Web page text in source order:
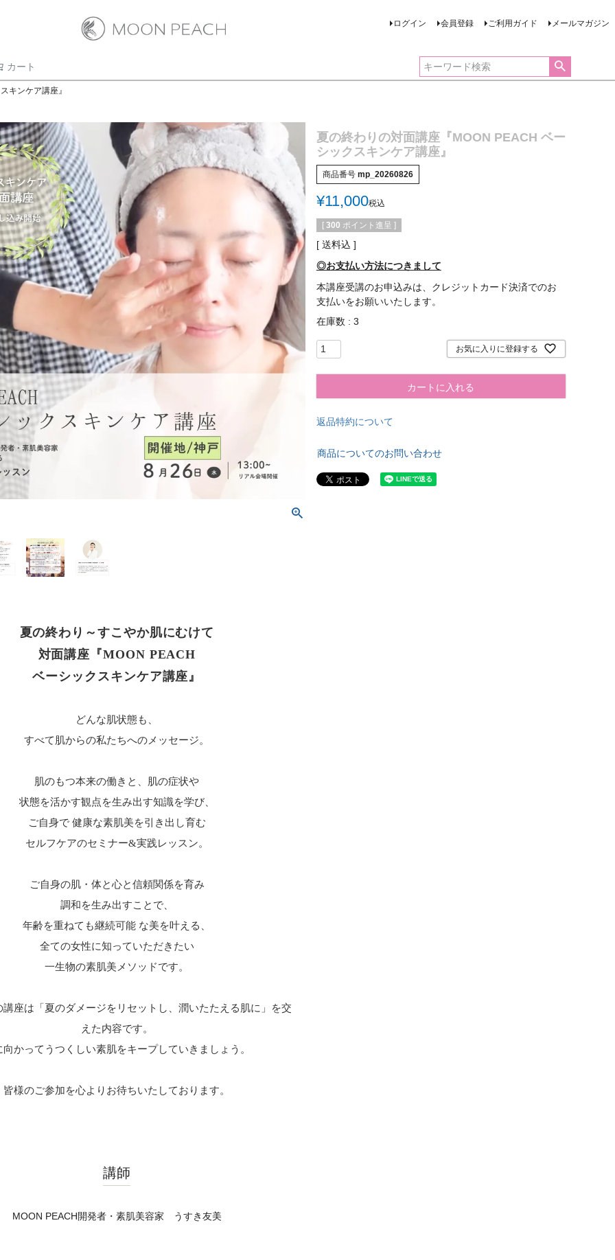
ログイン 会員登録 ご利用ガイド メールマガジン
カート
キンケア講座』
夏の終わり～すこやか肌にむけて
対面講座『MOON PEACH
ベーシックスキンケア講座』
どんな肌状態も、
すべて肌からの私たちへのメッセージ。
肌のもつ本来の働きと、肌の症状や
状態を活かす観点を生み出す知識を学び、
ご自身で 健康な素肌美を引き出し育む
セルフケアのセミナー&実践レッスン。
ご自身の肌・体と心と信頼関係を育み
調和を生み出すことで、
年齢を重ねても継続可能 な美を叶える、
全ての女性に知っていただきたい
一生物の素肌美メソッドです。
講座は「夏のダメージをリセットし、潤いたたえる肌に」を交
えた内容です。
向かってうつくしい素肌をキープしていきましょう。
皆様のご参加を心よりお待ちいたしております。
講師
MOON PEACH開発者・素肌美容家 うすき友美
夏の終わりの対面講座『MOON PEACH ベー
シックスキンケア講座』
商品番号 mp_20260826
¥11,000税込
[ 300 ポイント進呈 ]
送料込
◎お支払い方法につきまして
本講座受講のお申込みは、クレジットカード決済でのお
支払いをお願いいたします。
在庫数
3
お気に入りに登録する
カートに入れる
返品特約について
商品についてのお問い合わせ